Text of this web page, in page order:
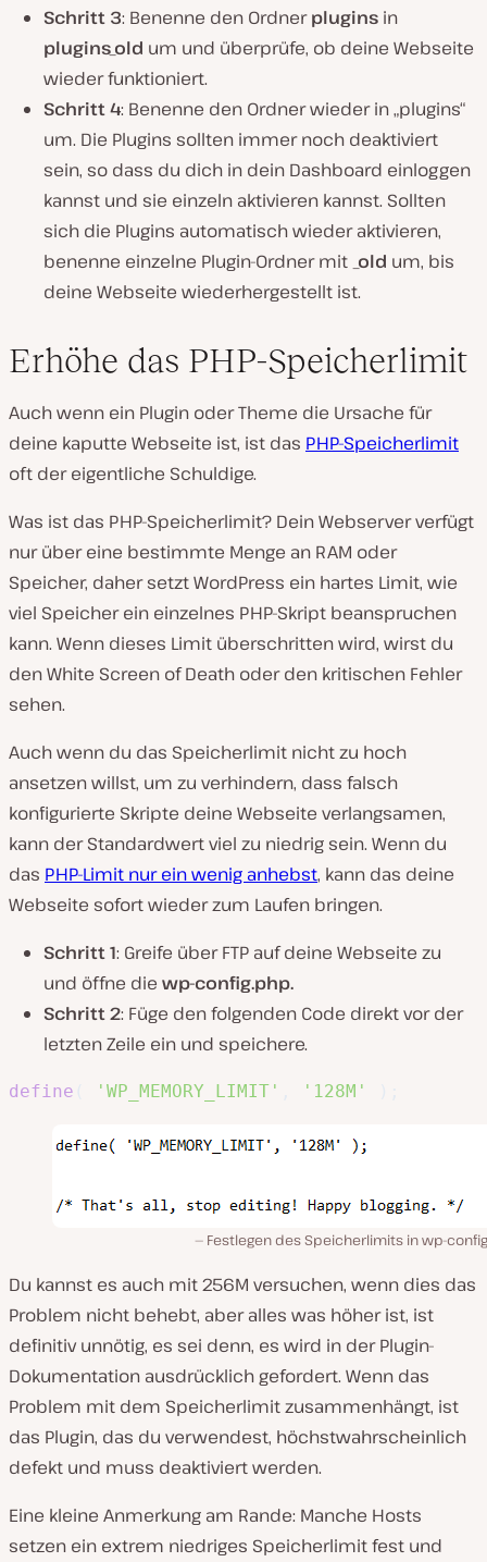
Schritt 3: Benenne den Ordnerplugins in
plugins_old um und überprüfe, ob deine Webseite
wieder funktioniert.
Schritt 4: Benenne den Ordner wieder in „plugins“
um. Die Plugins sollten immer noch deaktiviert
sein, so dass du dich in dein Dashboard einloggen
kannst und sie einzeln aktivieren kannst. Sollten
sich die Plugins automatisch wieder aktivieren,
benenne einzelne Plugin-Ordner mit _old um, bis
deine Webseite wiederhergestellt ist.
Erhöhe das PHP-Speicherlimit
Auch wenn ein Plugin oder Theme die Ursache für
deine kaputte Webseite ist, ist das PHP-Speicherlimit
oft der eigentliche Schuldige.
Was ist das PHP-Speicherlimit? Dein Webserver verfügt
nur über eine bestimmte Menge an RAM oder
Speicher, daher setzt WordPress ein hartes Limit, wie
viel Speicher ein einzelnes PHP-Skript beanspruchen
kann. Wenn dieses Limit überschritten wird, wirst du
den White Screen of Death oder den kritischen Fehler
sehen.
Auch wenn du das Speicherlimit nicht zu hoch
ansetzen willst, um zu verhindern, dass falsch
konfigurierte Skripte deine Webseite verlangsamen,
kann der Standardwert viel zu niedrig sein. Wenn du
das PHP-Limit nur ein wenig anhebst, kann das deine
Webseite sofort wieder zum Laufen bringen.
Schritt 1: Greife über FTP auf deine Webseite zu
und öffne die wp-config.php.
Schritt 2: Füge den folgenden Code direkt vor der
letzten Zeile ein und speichere.
define 'WP_MEMORY_LIMIT' '128M'
Festlegen des Speicherlimits in wp-
Du kannst es auch mit 256M versuchen, wenn dies das
Problem nicht behebt, aber alles was höher ist, ist
definitiv unnötig, es sei denn, es wird in der Plugin-
Dokumentation ausdrücklich gefordert. Wenn das
Problem mit dem Speicherlimit zusammenhängt, ist
das Plugin, das du verwendest, höchstwahrscheinlich
defekt und muss deaktiviert werden.
Eine kleine Anmerkung am Rande: Manche Hosts
setzen ein extrem niedriges Speicherlimit fest und